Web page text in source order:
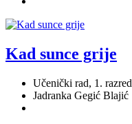
Kad sunce grije
Učenički rad, 1. razred
Jadranka Gegić Blajić